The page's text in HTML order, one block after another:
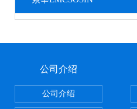
公司介绍
公司介绍